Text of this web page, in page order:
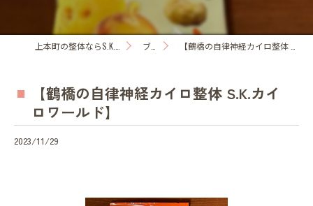
ブログ 【鶴橋の自律神経カイロ整体 S.K.カイロワールド】
【鶴橋の自律神経カイロ整体 S.K.カイ
ロワールド】
2023/11/29